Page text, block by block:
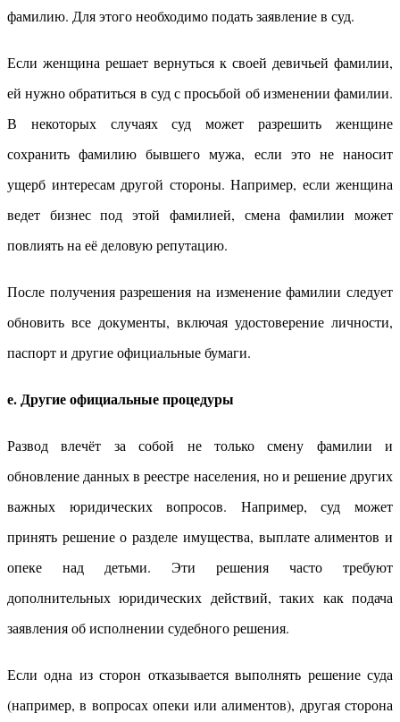
фамилию. Для этого необходимо подать заявление в суд.
Если женщина решает вернуться к своей девичьей фамилии,
ей нужно обратиться в суд с просьбой об изменении фамилии.
В некоторых случаях суд может разрешить женщине
сохранить фамилию бывшего мужа, если это не наносит
ущерб интересам другой стороны. Например, если женщина
ведет бизнес под этой фамилией, смена фамилии может
повлиять на её деловую репутацию.
После получения разрешения на изменение фамилии следует
обновить все документы, включая удостоверение личности,
паспорт и другие официальные бумаги.
е. Другие официальные процедуры
Развод влечёт за собой не только смену фамилии и
обновление данных в реестре населения, но и решение других
важных юридических вопросов. Например, суд может
принять решение о разделе имущества, выплате алиментов и
опеке над детьми. Эти решения часто требуют
дополнительных юридических действий, таких как подача
заявления об исполнении судебного решения.
Если одна из сторон отказывается выполнять решение суда
(например, в вопросах опеки или алиментов), другая сторона